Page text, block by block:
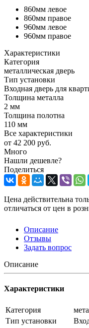
860мм левое
860мм правое
960мм левое
960мм правое
Характеристики
Категория
металлическая дверь
Тип установки
Входная дверь для
Толщина металла
2 мм
Толщина полотна
110 мм
Все характеристики
от 42 200 руб.
Много
Нашли дешевле?
Поделиться
Цена действительна
отличаться от цен в
Описание
Отзывы
Задать вопрос
Описание
Характеристики
Категория
Тип установки